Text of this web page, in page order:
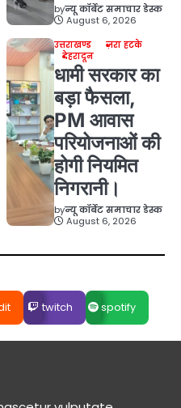
byन्यू कॉर्बेट समाचार डेस्क
August 6, 2026
उत्तराखण्ड
ज़रा हटके
देहरादून
धामी सरकार का
बड़ा फैसला,
PM आवास
परियोजनाओं की
होगी नियमित
निगरानी।
byन्यू कॉर्बेट समाचार डेस्क
August 6, 2026
twitch spotify